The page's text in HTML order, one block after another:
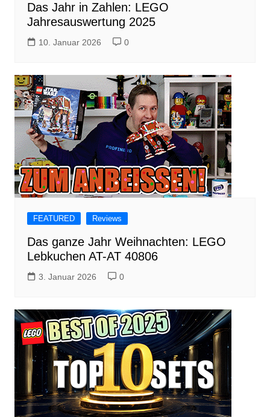
Das Jahr in Zahlen: LEGO
Jahresauswertung 2025
10. Januar 2026 0
FEATURED Reviews
Das ganze Jahr Weihnachten: LEGO
Lebkuchen AT-AT 40806
3. Januar 2026 0